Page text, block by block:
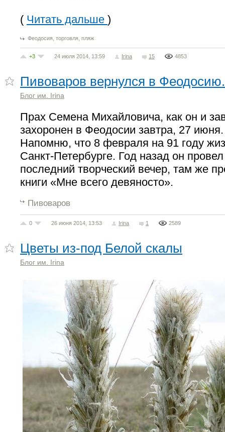
( Читать дальше )
Феодосия, торговля, пляж
+3 24 июля 2014, 13:59 Irina 15 4853
Пивоваров вернулся в
Блог им. Irina
Прах Семена Михайловича, как он и
захоронен в Феодосии завтра, 27 июня.
Напомню, что 8 февраля на 91 году
Санкт-Петербурге. Год назад он
последний творческий вечер, там же
книги «Мне всего девяносто».
Пивоваров
0 26 июня 2014, 13:53 Irina 1 2589
Цветы из-под Белой скалы
Блог им. Irina